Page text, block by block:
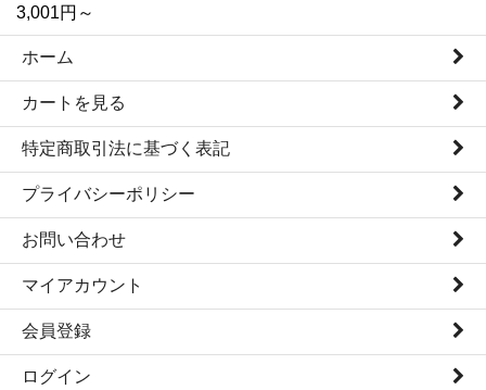
3,001円～
ホーム
カートを見る
特定商取引法に基づく表記
プライバシーポリシー
お問い合わせ
マイアカウント
会員登録
ログイン